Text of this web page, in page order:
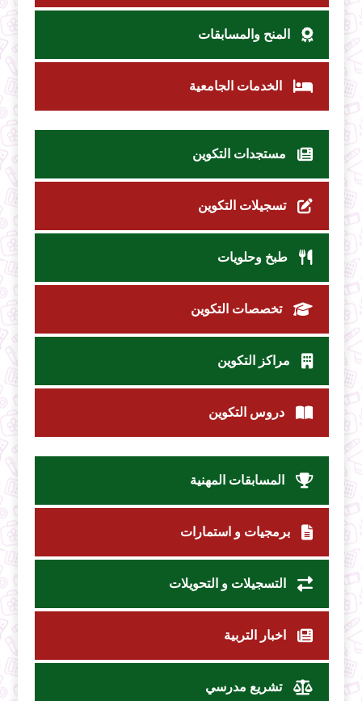
المنح والمسابقات
الخدمات الجامعية
مستجدات التكوين
تسجيلات التكوين
طبخ وحلويات
تخصصات التكوين
مراكز التكوين
دروس التكوين
المسابقات المهنية
برمجيات و استمارات
التسجيلات و التحويلات
اخبار التربية
تشريع مدرسي